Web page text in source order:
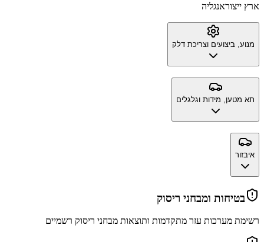
ארץ ייצוראנגליה
מנוע, ביצועים וצריכת דלק
תא מטען, מידות וגלגלים
איבזור
בטיחות ומבחני ריסוק
רשימת מערכות עזר מתקדמות ותוצאות מבחני ריסוק רשמיים